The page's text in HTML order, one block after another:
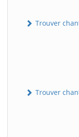
Trouver
Trouver